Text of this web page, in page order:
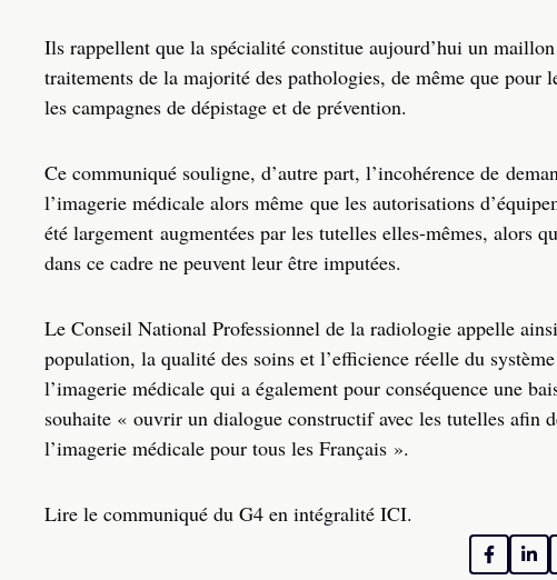
Ils rappellent que la spécialité constitue aujourd’hui un
traitements de la majorité des pathologies, de même que
les campagnes de dépistage et de prévention.
Ce communiqué souligne, d’autre part, l’incohérence de
l’imagerie médicale alors même que les autorisations
été largement augmentées par les tutelles elles-mêmes, alors
dans ce cadre ne peuvent leur être imputées.
Le Conseil National Professionnel de la radiologie appelle
population, la qualité des soins et l’efficience réelle du
l’imagerie médicale qui a également pour conséquence une
souhaite « ouvrir un dialogue constructif avec les tutelles afin
l’imagerie médicale pour tous les Français ».
Lire le communiqué du G4 en intégralité ICI.